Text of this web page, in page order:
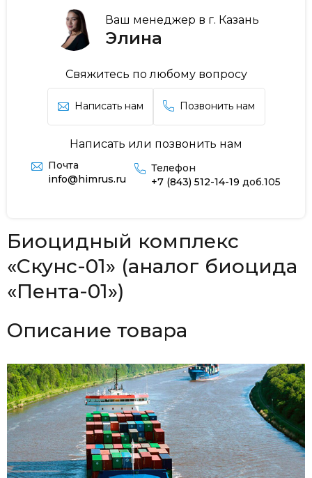
Ваш менеджер в г. Казань
Элина
Свяжитесь по любому вопросу
Написать нам Позвонить нам
Написать или позвонить нам
Почта
info@himrus.ru
Телефон
+7 (843) 512-14-19 доб.105
Биоцидный комплекс
«Скунс-01» (аналог биоцида
«Пента-01»)
Описание товара